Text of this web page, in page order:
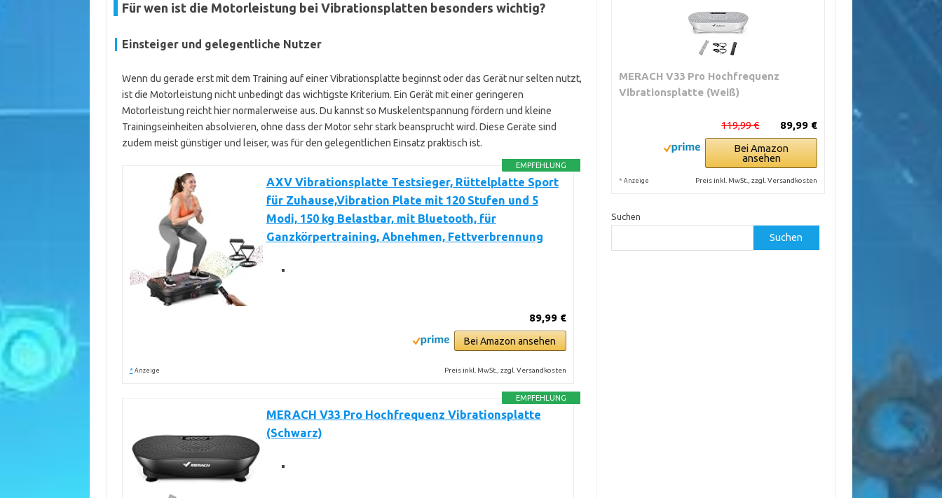
Für wen ist die Motorleistung bei Vibrationsplatten besonders wichtig?
Einsteiger und gelegentliche Nutzer
Wenn du gerade erst mit dem Training auf einer Vibrationsplatte beginnst oder das Gerät nur selten nutzt,
ist die Motorleistung nicht unbedingt das wichtigste Kriterium. Ein Gerät mit einer geringeren
Motorleistung reicht hier normalerweise aus. Du kannst so Muskelentspannung fördern und kleine
Trainingseinheiten absolvieren, ohne dass der Motor sehr stark beansprucht wird. Diese Geräte sind
zudem meist günstiger und leiser, was für den gelegentlichen Einsatz praktisch ist.
EMPFEHLUNG
AXV Vibrationsplatte Testsieger, Rüttelplatte Sport
für Zuhause,Vibration Plate mit 120 Stufen und 5
Modi, 150 kg Belastbar, mit Bluetooth, für
Ganzkörpertraining, Abnehmen, Fettverbrennung
89,99 €
Bei Amazon ansehen
* Anzeige Preis inkl. MwSt., zzgl. Versandkosten
EMPFEHLUNG
MERACH V33 Pro Hochfrequenz Vibrationsplatte
(Schwarz)
MERACH V33 Pro Hochfrequenz
Vibrationsplatte (Weiß)
89,99 €
119,99 €
Bei Amazon
ansehen
* Anzeige Preis inkl. MwSt., zzgl. Versandkosten
Suchen
Suchen